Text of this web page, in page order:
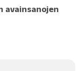
avainsanojen